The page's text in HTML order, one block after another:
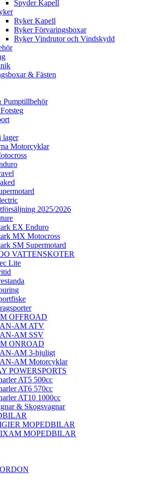
Spyder Kapell
Ryker Kapell
Ryker Förvaringsboxar
Ryker Vindrutor och Vindskydd
& Fästen
Pumptillbehör
lager
Motorcyklar
2025/2026
EX Enduro
MX Motocross
SM Supermotard
VATTENSKOTER
Lite
OFFROAD
AM ATV
AM SSV
ONROAD
AM 3-hjuligt
AM Motorcyklar
POWERSPORTS
AT5 500cc
AT6 570cc
AT10 1000cc
& Skogsvagnar
MOPEDBILAR
MOPEDBILAR